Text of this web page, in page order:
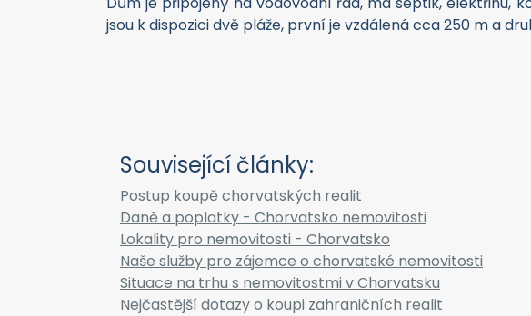
jsou k dispozici dvě pláže, první je vzdálená cca 250 m a
Související články:
Postup koupě chorvatských realit
Daně a poplatky - Chorvatsko nemovitosti
Lokality pro nemovitosti - Chorvatsko
Naše služby pro zájemce o chorvatské nemovitosti
Situace na trhu s nemovitostmi v Chorvatsku
Nejčastější dotazy o koupi zahraničních realit